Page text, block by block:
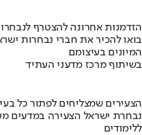
הזדמנות אחרונה להצטרף
בואו להכיר את חברי נבחרות
המיונים בעיצומם
בשיתוף מרכז מדעני העתיד
הצעירים שמצליחים לפתור כל
נבחרת ישראל הצעירה במדעים
ללימודים